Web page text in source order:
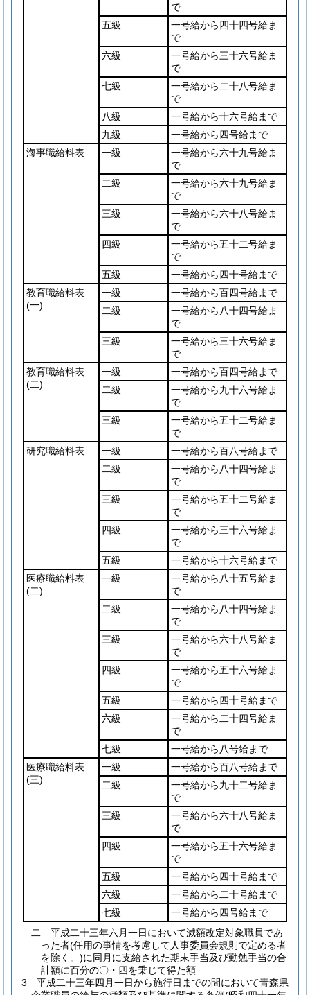
で
五級
一号給から四十四号給ま
で
六級
一号給から三十六号給ま
で
七級
一号給から二十八号給ま
で
八級
一号給から十六号給まで
九級
一号給から四号給まで
海事職給料表
一級
一号給から六十九号給ま
で
二級
一号給から六十九号給ま
で
三級
一号給から六十八号給ま
で
四級
一号給から五十二号給ま
で
五級
一号給から四十号給まで
教育職給料表
(一)
一級
一号給から百四号給まで
二級
一号給から八十四号給ま
で
三級
一号給から三十六号給ま
で
教育職給料表
(二)
一級
一号給から百四号給まで
二級
一号給から九十六号給ま
で
三級
一号給から五十二号給ま
で
研究職給料表
一級
一号給から百八号給まで
二級
一号給から八十四号給ま
で
三級
一号給から五十二号給ま
で
四級
一号給から三十六号給ま
で
五級
一号給から十六号給まで
医療職給料表
(二)
一級
一号給から八十五号給ま
で
二級
一号給から八十四号給ま
で
三級
一号給から六十八号給ま
で
四級
一号給から五十六号給ま
で
五級
一号給から四十号給まで
六級
一号給から二十四号給ま
で
七級
一号給から八号給まで
医療職給料表
(三)
一級
一号給から百八号給まで
二級
一号給から九十二号給ま
で
三級
一号給から六十八号給ま
で
四級
一号給から五十六号給ま
で
五級
一号給から四十号給まで
六級
一号給から二十号給まで
七級
一号給から四号給まで
二
平成二十三年六月一日において減額改定対象職員であ
った者(任用の事情を考慮して人事委員会規則で定める者
を除く。)に同月に支給された期末手当及び勤勉手当の合
計額に百分の〇・四を乗じて得た額
3
平成二十三年四月一日から施行日までの間において青森県